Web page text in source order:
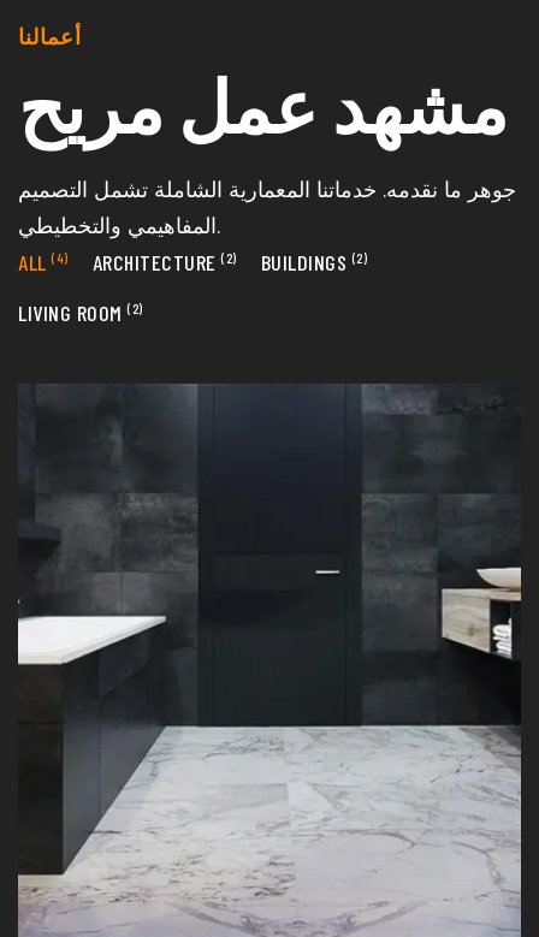
أعمالنا
مشهد عمل مريح
جوهر ما نقدمه. خدماتنا المعمارية الشاملة تشمل التصميم
المفاهيمي والتخطيطي.
ALL(4) ARCHITECTURE(2) BUILDINGS(2)
LIVING ROOM(2)